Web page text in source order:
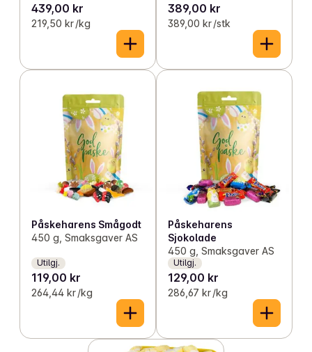
439,00 kr
219,50 kr /kg
389,00 kr
389,00 kr /stk
Påskeharens Smågodt
450 g, Smaksgaver AS
Utilgj.
119,00 kr
264,44 kr /kg
Påskeharens
Sjokolade
450 g, Smaksgaver AS
Utilgj.
129,00 kr
286,67 kr /kg